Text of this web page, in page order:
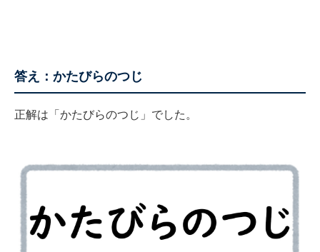
答え：かたびらのつじ
正解は「かたびらのつじ」でした。